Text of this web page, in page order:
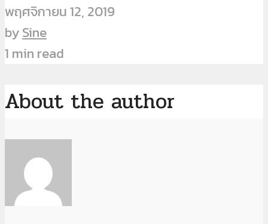
พฤศจิกายน 12, 2019
bySine
1 min read
About the author